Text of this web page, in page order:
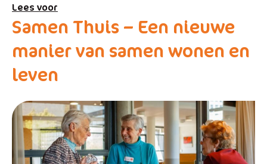
Lees voor
Samen Thuis – Een nieuwe
manier van samen wonen en
leven